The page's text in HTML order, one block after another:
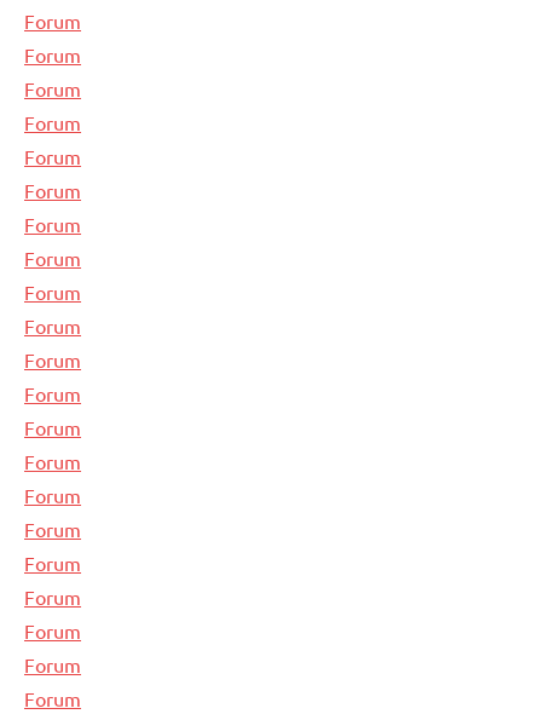
Forum
Forum
Forum
Forum
Forum
Forum
Forum
Forum
Forum
Forum
Forum
Forum
Forum
Forum
Forum
Forum
Forum
Forum
Forum
Forum
Forum